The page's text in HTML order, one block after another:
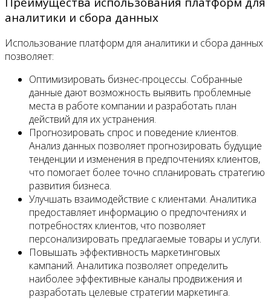
аналитики и сбора данных
Использование платформ для аналитики и сбора данных
позволяет:
Оптимизировать бизнес-процессы. Собранные
данные дают возможность выявить проблемные
места в работе компании и разработать план
действий для их устранения.
Прогнозировать спрос и поведение клиентов.
Анализ данных позволяет прогнозировать будущие
тенденции и изменения в предпочтениях клиентов,
что помогает более точно спланировать стратегию
развития бизнеса.
Улучшать взаимодействие с клиентами. Аналитика
предоставляет информацию о предпочтениях и
потребностях клиентов, что позволяет
персонализировать предлагаемые товары и услуги.
Повышать эффективность маркетинговых
кампаний. Аналитика позволяет определить
наиболее эффективные каналы продвижения и
разработать целевые стратегии маркетинга.